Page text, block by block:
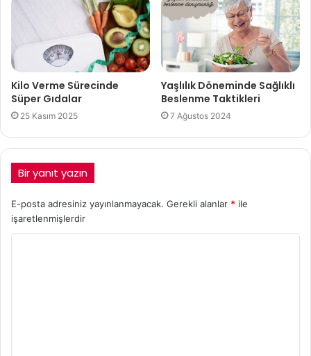
Kilo Verme Sürecinde
Süper Gıdalar
25 Kasım 2025
Yaşlılık Döneminde Sağlıklı
Beslenme Taktikleri
7 Ağustos 2024
Bir yanıt yazın
E-posta adresiniz yayınlanmayacak. Gerekli alanlar * ile
işaretlenmişlerdir